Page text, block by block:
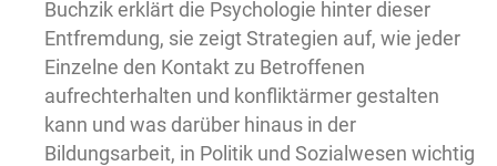
Buchzik erklärt die Psychologie hinter dieser
Entfremdung, sie zeigt Strategien auf, wie jeder
Einzelne den Kontakt zu Betroffenen
aufrechterhalten und konfliktärmer gestalten
kann und was darüber hinaus in der
Bildungsarbeit, in Politik und Sozialwesen wichtig